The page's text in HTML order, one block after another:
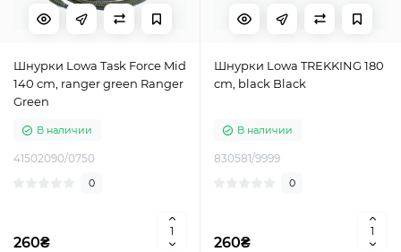
Шнурки Lowa Task Force Mid
140 cm, ranger green Ranger
Green
В наличии
41502090/0750
0
260₴
Шнурки Lowa TREKKING 180
cm, black Black
В наличии
830581/9999
0
260₴